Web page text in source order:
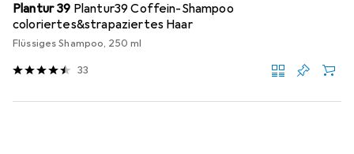
Plantur 39 Plantur39 Coffein-Shampoo
coloriertes&strapaziertes Haar
Flüssiges Shampoo, 250 ml
33